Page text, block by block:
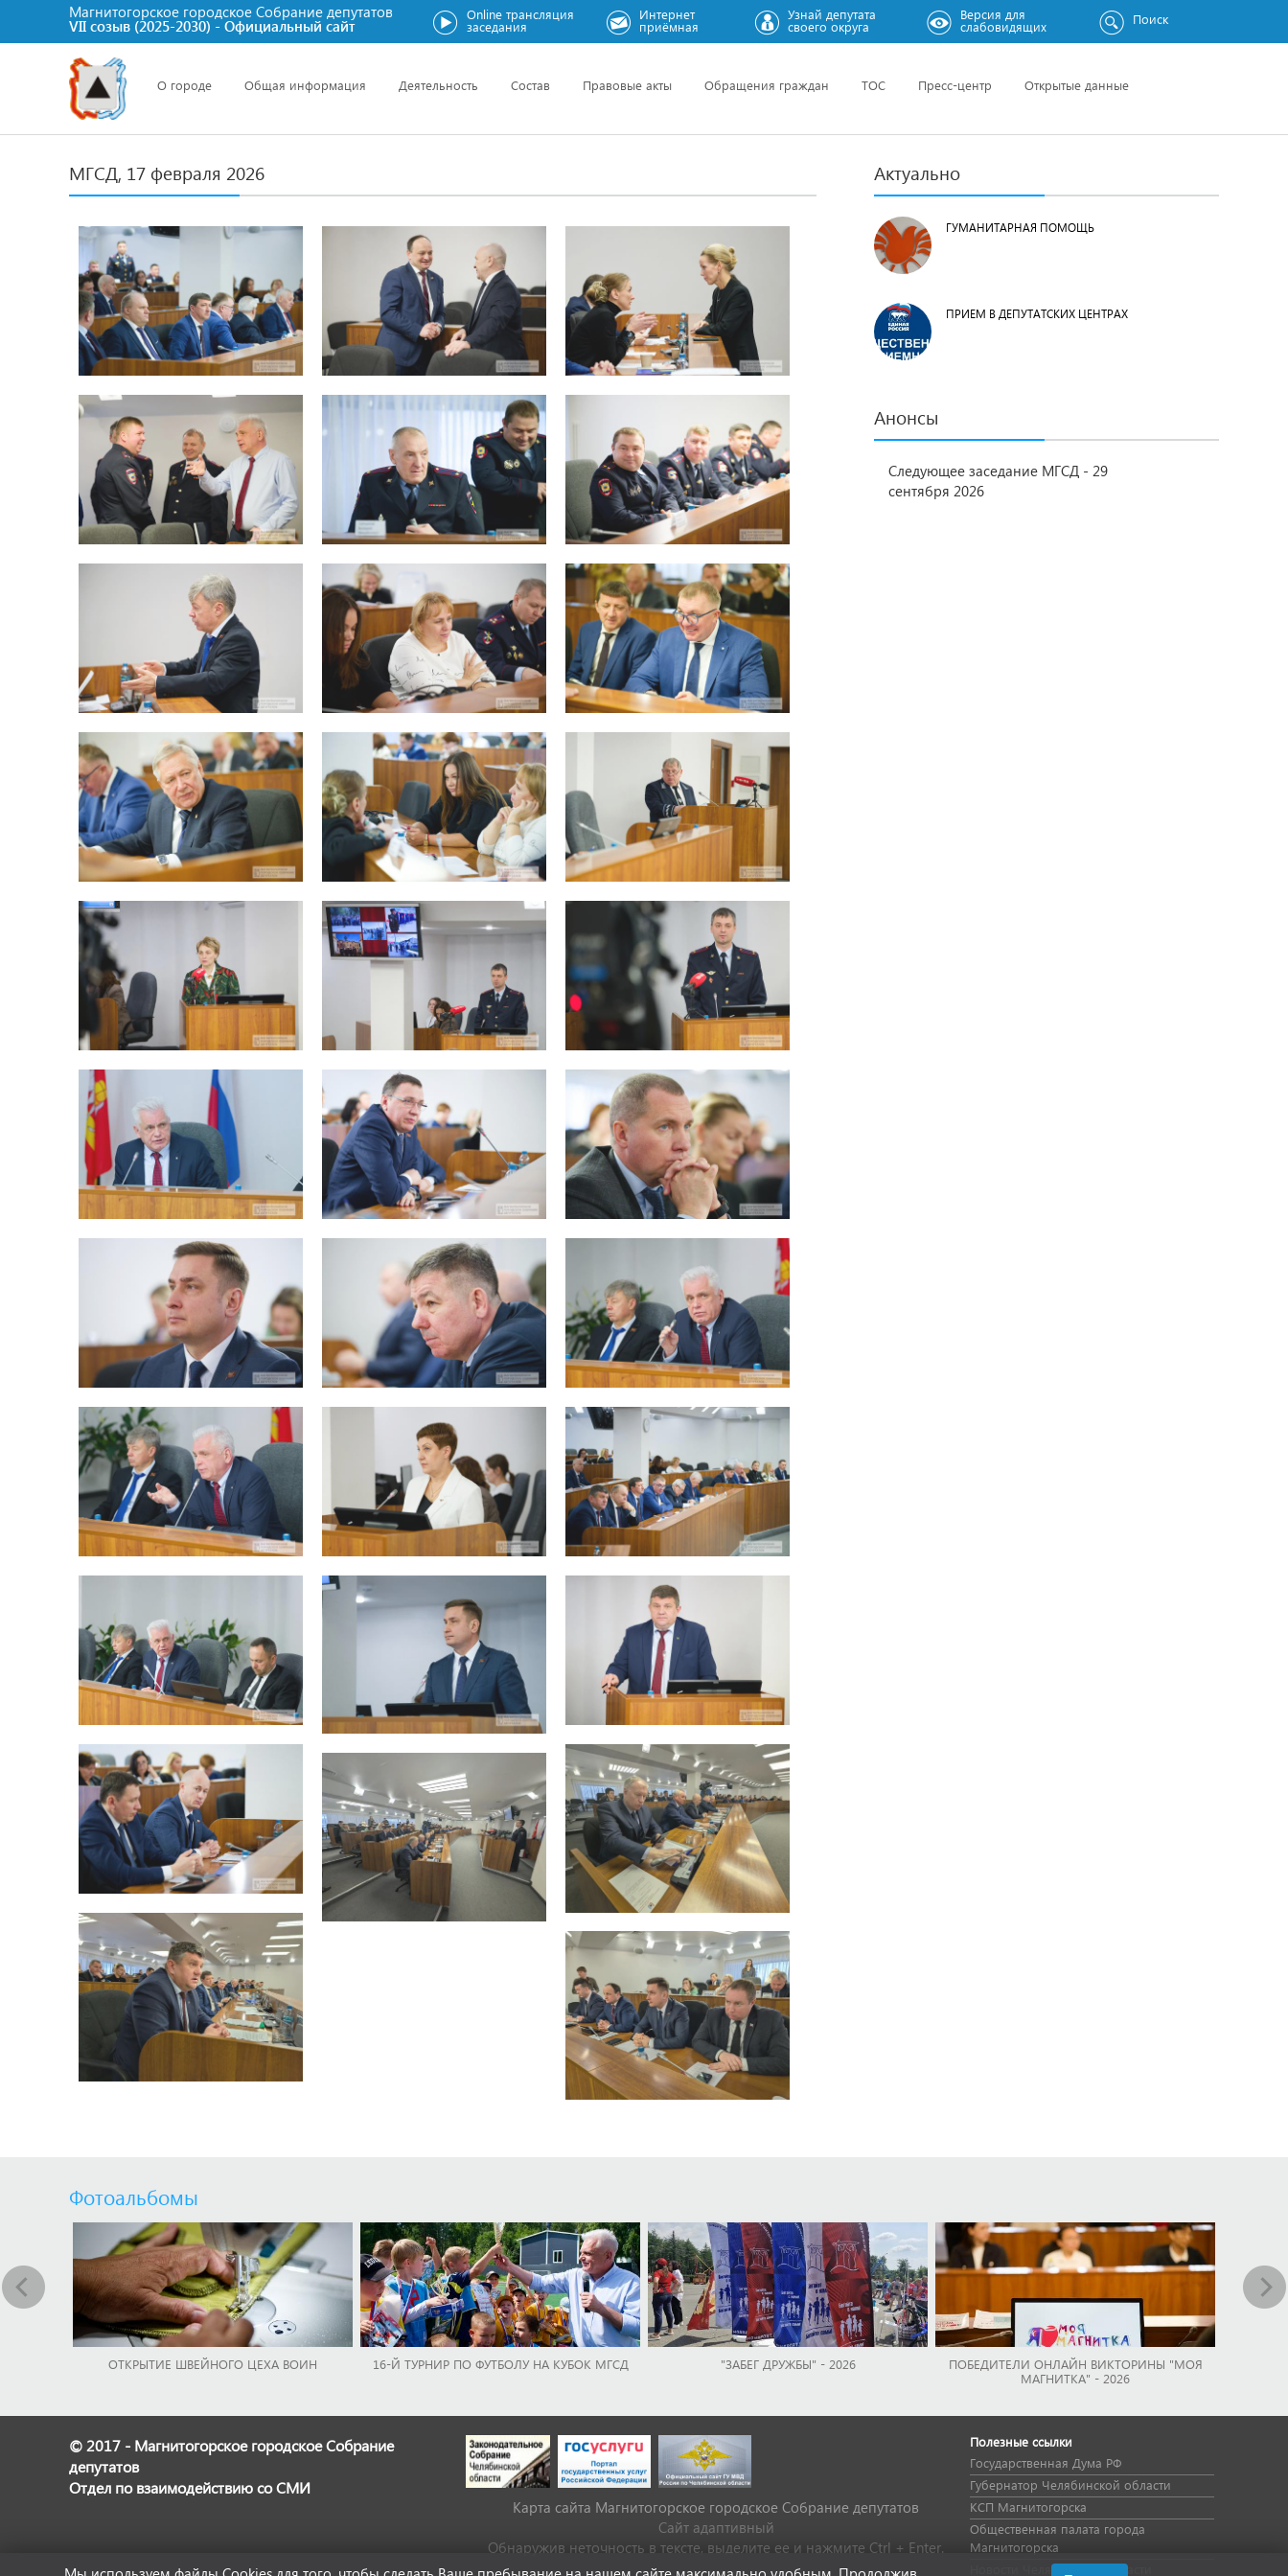
Магнитогорское городское Cобрание депутатов
VII созыв (2025-2030) - Официальный сайт
Online трансляция
заседания
Интернет
приёмная
Узнай депутата
своего округа
Версия для
слабовидящих Поиск
О городе Общая информация Деятельность Состав Правовые акты Обращения граждан ТОС Пресс-центр Открытые данные
МГСД, 17 февраля 2026 Актуально
ГУМАНИТАРНАЯ ПОМОЩЬ
ПРИЕМ В ДЕПУТАТСКИХ ЦЕНТРАХ
Анонсы
Следующее заседание МГСД - 29
сентября 2026
Фотоальбомы
ОТКРЫТИЕ ШВЕЙНОГО ЦЕХА ВОИН 16-Й ТУРНИР ПО ФУТБОЛУ НА КУБОК МГСД "ЗАБЕГ ДРУЖБЫ" - 2026
ПОБЕДИТЕЛИ ОНЛАЙН ВИКТОРИНЫ "МОЯ
МАГНИТКА" - 2026
© 2017 - Магнитогорское городское Собрание
депутатов
Отдел по взаимодействию со СМИ
Карта сайта Магнитогорское городское Cобрание депутатов
Сайт адаптивный
Обнаружив неточность в тексте, выделите ее и нажмите Ctrl + Enter.
Полезные ссылки
Государственная Дума РФ
Губернатор Челябинской области
КСП Магнитогорска
Общественная палата города
Магнитогорска
Новости Челябинской области